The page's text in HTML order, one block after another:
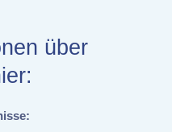
über